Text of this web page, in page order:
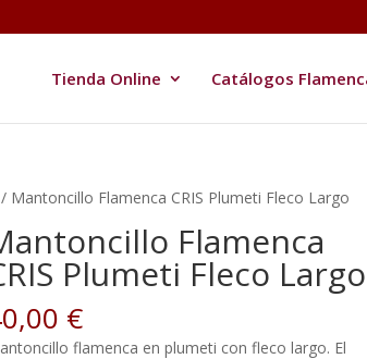
Tienda Online Catálogos
Mantoncillo Flamenca CRIS Plumeti Fleco Largo
Flamenca
Plumeti Fleco Largo
€
flamenca en plumeti con fleco largo. El